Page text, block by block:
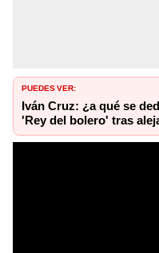
PUEDES VER:
Iván Cruz: ¿a qué se
'Rey del bolero' tras